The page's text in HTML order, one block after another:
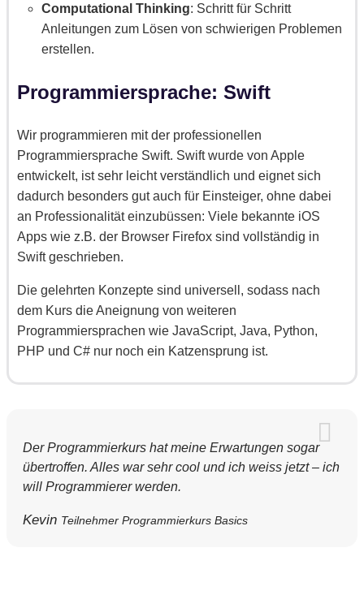
Computational Thinking: Schritt für Schritt
Anleitungen zum Lösen von schwierigen Problemen
erstellen.
Programmiersprache: Swift
Wir programmieren mit der professionellen
Programmiersprache Swift. Swift wurde von Apple
entwickelt, ist sehr leicht verständlich und eignet sich
dadurch besonders gut auch für Einsteiger, ohne dabei
an Professionalität einzubüssen: Viele bekannte iOS
Apps wie z.B. der Browser Firefox sind vollständig in
Swift geschrieben.
Die gelehrten Konzepte sind universell, sodass nach
dem Kurs die Aneignung von weiteren
Programmiersprachen wie JavaScript, Java, Python,
PHP und C# nur noch ein Katzensprung ist.
Der Programmierkurs hat meine Erwartungen sogar
übertroffen. Alles war sehr cool und ich weiss jetzt – ich
will Programmierer werden.
Kevin Teilnehmer Programmierkurs Basics